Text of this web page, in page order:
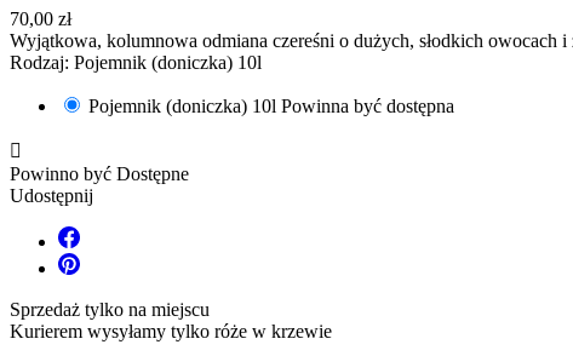
70,00 zł
Wyjątkowa, kolumnowa odmiana czereśni o dużych, słodkich
Rodzaj: Pojemnik (doniczka) 10l
Pojemnik (doniczka) 10l Powinna być dostępna

Powinno być Dostępne
Udostępnij
Sprzedaż tylko na miejscu
Kurierem wysyłamy tylko róże w krzewie